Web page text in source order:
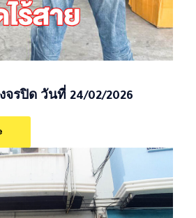
จรปิด วันที่ 24/02/2026